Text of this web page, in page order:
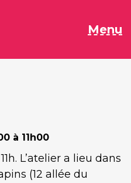
Menu
à 11h00
L’atelier a lieu dans
(12 allée du